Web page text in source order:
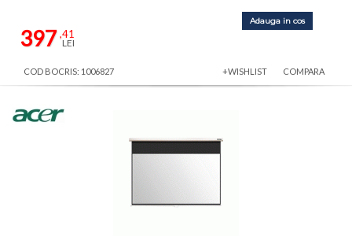
397,41
LEI
Adauga in cos
COD BOCRIS: 1006827 +WISHLIST COMPARA